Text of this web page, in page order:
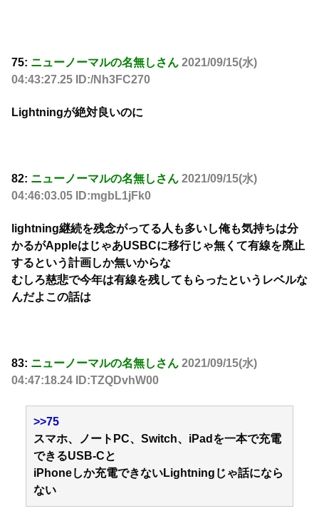
75: ニューノーマルの名無しさん 2021/09/15(水)
04:43:27.25 ID:/Nh3FC270
Lightningが絶対良いのに
82: ニューノーマルの名無しさん 2021/09/15(水)
04:46:03.05 ID:mgbL1jFk0
lightning継続を残念がってる人も多いし俺も気持ちは分
かるがAppleはじゃあUSBCに移行じゃ無くて有線を廃止
するという計画しか無いからな
むしろ慈悲で今年は有線を残してもらったというレベルな
んだよこの話は
83: ニューノーマルの名無しさん 2021/09/15(水)
04:47:18.24 ID:TZQDvhW00
>>75
スマホ、ノートPC、Switch、iPadを一本で充電
できるUSB-Cと
iPhoneしか充電できないLightningじゃ話になら
ない